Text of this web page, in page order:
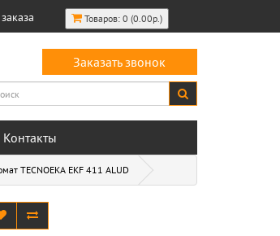
Товаров: 0 (0.00р.)
Заказать звонок
Контакты
TECNOEKA EKF 411 ALUD